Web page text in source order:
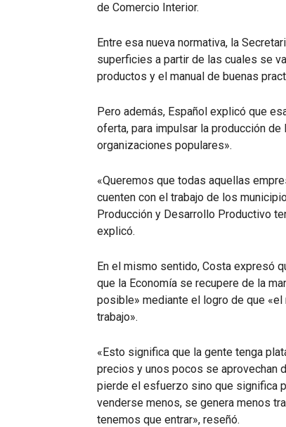
de Comercio Interior.
Entre esa nueva normativa, la
superficies a partir de las cuales se
productos y el manual de buenas
Pero además, Español explicó que
oferta, para impulsar la producción
organizaciones populares».
«Queremos que todas aquellas
cuenten con el trabajo de los
Producción y Desarrollo Productivo
explicó.
En el mismo sentido, Costa expresó
que la Economía se recupere de la
posible» mediante el logro de que
trabajo».
«Esto significa que la gente tenga
precios y unos pocos se aprovechan
pierde el esfuerzo sino que significa
venderse menos, se genera menos
tenemos que entrar», reseñó.